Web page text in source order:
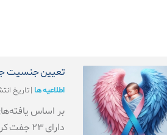
تعیین جنسیت
اطلاعیه ها |تاریخ انتشار:
بر اساس
دارای ۲۳ جفت کروموزوم است که یکی از این جفت‌ها، کروموزوم‌های جنسی را شکل می‌دهد.